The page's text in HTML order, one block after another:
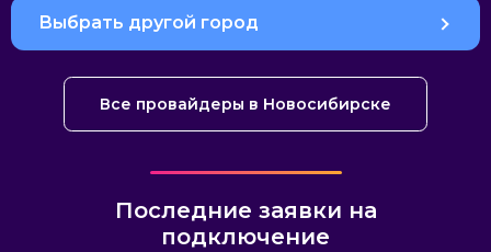
Выбрать другой город
Все провайдеры в Новосибирске
Последние заявки на
подключение